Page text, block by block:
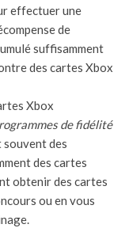
effectuer une
de
suffisamment
des cartes Xbox
Xbox
de fidélité
des
des cartes
obtenir des cartes
ou en vous